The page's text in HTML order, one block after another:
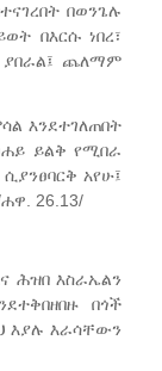
በወንጌሉ
በእርሱ ነበረ፣
ያበራል፤ ጨለማም
እንደተገለጠበት
ይልቅ የሚበራ
አየሁ፤
26.13/
ሕዝበ እስራኤልን
በጎች
እያሉ እራሳቸውን